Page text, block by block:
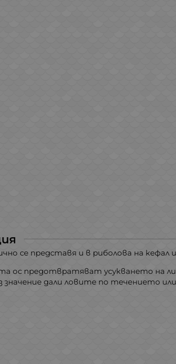
се представя и в риболова на кефал
ос предотвратяват усукването на
дали ловите по течението